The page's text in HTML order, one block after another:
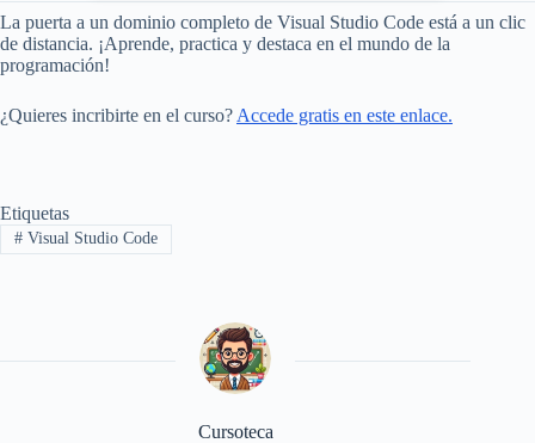
La puerta a un dominio completo de Visual Studio Code está a un clic
de distancia. ¡Aprende, practica y destaca en el mundo de la
programación!
¿Quieres incribirte en el curso? Accede gratis en este enlace.
Etiquetas
#Visual Studio Code
Cursoteca